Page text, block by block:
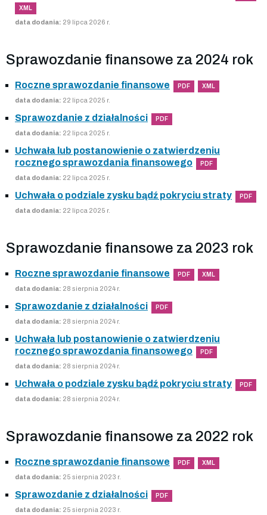
XML
data dodania: 29 lipca 2026 r.
Sprawozdanie finansowe za 2024 rok
Roczne sprawozdanie finansowe PDF XML
data dodania: 22 lipca 2025 r.
Sprawozdanie z działalności PDF
data dodania: 22 lipca 2025 r.
Uchwała lub postanowienie o zatwierdzeniu
rocznego sprawozdania finansowego
PDF
data dodania: 22 lipca 2025 r.
Uchwała o podziale zysku bądź pokryciu straty PDF
data dodania: 22 lipca 2025 r.
Sprawozdanie finansowe za 2023 rok
Roczne sprawozdanie finansowe PDF XML
data dodania: 28 sierpnia 2024 r.
Sprawozdanie z działalności PDF
data dodania: 28 sierpnia 2024 r.
Uchwała lub postanowienie o zatwierdzeniu
rocznego sprawozdania finansowego
PDF
data dodania: 28 sierpnia 2024 r.
Uchwała o podziale zysku bądź pokryciu straty PDF
data dodania: 28 sierpnia 2024 r.
Sprawozdanie finansowe za 2022 rok
Roczne sprawozdanie finansowe PDF XML
data dodania: 25 sierpnia 2023 r.
Sprawozdanie z działalności PDF
data dodania: 25 sierpnia 2023 r.